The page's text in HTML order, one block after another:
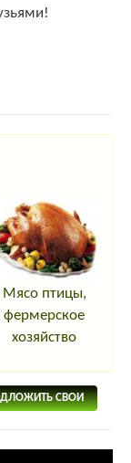
Мясо птицы,
фермерское
хозяйство
СВОИ